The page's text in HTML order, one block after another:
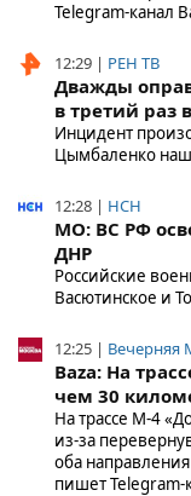
Telegram-канал
12:29 | РЕН ТВ
Дважды
в третий раз
Инцидент
Цымбаленко
12:28 | НСН
МО: ВС РФ
ДНР
Российские
Васютинское и
12:25 | Вечерняя
Baza: На
чем 30
На трассе М-4
из-за
оба
пишет Telegram-